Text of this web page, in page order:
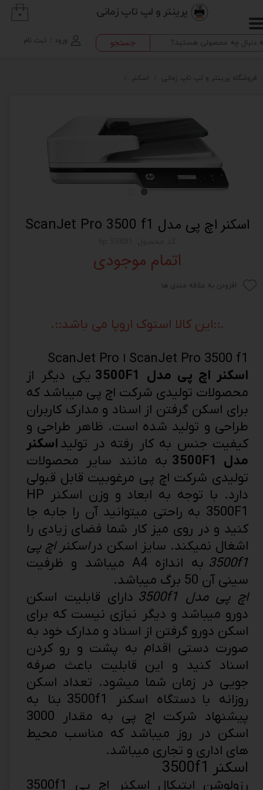
پرینتر و لپ تاپ زمانی
ورود ثبت نام
حساب کاربری من
تغییر گذر واژه
سفارشات
۰
جستجو
فروشگاه پرینتر و لپ تاپ زمانی اسکنر
اسکنر اچ پی مدل ScanJet Pro 3500 f1
اتمام موجودی
افزودن به علاقه مندی ها
.::این کالا استوک اروپا می باشد::.
ScanJet Pro 3500 f1 ا ScanJet Pro
اسکنر اچ پی مدل 3500F1
یکی دیگر از
محصولات تولیدی شرکت اچ پی میباشد که
برای اسکن گرفتن از اسناد و مدارک کاربران
طراحی و تولید شده است. ظاهر طراحی و
کیفیت جنس به کار رفته در تولید اسکنر
مدل 3500F1
به مانند سایر محصولات
تولیدی شرکت اچ پی مرغوبیت قابل قبولی
دارد. با توجه به ابعاد و وزن اسکنر HP
3500F1 به راحتی میتوانید آن را جابه جا
کنید و در روی میز کار شما فضای زیادی را
اشغال نمیکند. سایز اسکن دراسکنر اچ پی
3500f1
به اندازه A4 میباشد و ظرفیت
سینی آن 50 برگ میباشد.
اچ پی مدل 3500f1
دارای قابلیت اسکن
دورو میباشد و دیگر نیازی نیست که برای
اسکن دورو گرفتن از اسناد و مدارک خود به
صورت دستی اقدام به پشت و رو کردن
اسناد کنید و این قابلیت باعث صرفه
جویی در زمان شما میشود. تعداد اسکن
روزانه با دستگاه اسکنر 3500f1 بنا به
پیشنهاد شرکت اچ پی به مقدار 3000
اسکن در روز میباشد که مناسب محیط
های اداری و تجاری میباشد.
اسکنر 3500f1
رزولوشن اپتیکال اسکنر اچ پی 3500f1